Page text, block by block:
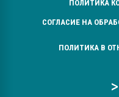
ПОЛИТИКА
СОГЛАСИЕ НА
ПОЛИТИКА В